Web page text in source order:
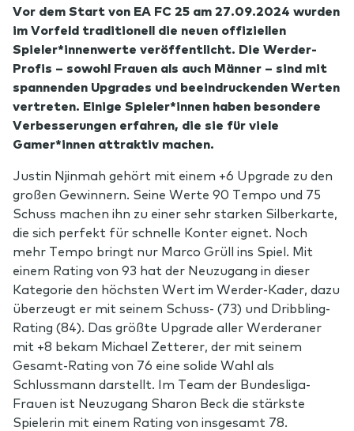
Vor dem Start von EA FC 25 am 27.09.2024 wurden
im Vorfeld traditionell die neuen offiziellen
Spieler*innenwerte veröffentlicht. Die Werder-
Profis – sowohl Frauen als auch Männer – sind mit
spannenden Upgrades und beeindruckenden Werten
vertreten. Einige Spieler*innen haben besondere
Verbesserungen erfahren, die sie für viele
Gamer*innen attraktiv machen.
Justin Njinmah gehört mit einem +6 Upgrade zu den
großen Gewinnern. Seine Werte 90 Tempo und 75
Schuss machen ihn zu einer sehr starken Silberkarte,
die sich perfekt für schnelle Konter eignet. Noch
mehr Tempo bringt nur Marco Grüll ins Spiel. Mit
einem Rating von 93 hat der Neuzugang in dieser
Kategorie den höchsten Wert im Werder-Kader, dazu
überzeugt er mit seinem Schuss- (73) und Dribbling-
Rating (84). Das größte Upgrade aller Werderaner
mit +8 bekam Michael Zetterer, der mit seinem
Gesamt-Rating von 76 eine solide Wahl als
Schlussmann darstellt. Im Team der Bundesliga-
Frauen ist Neuzugang Sharon Beck die stärkste
Spielerin mit einem Rating von insgesamt 78.